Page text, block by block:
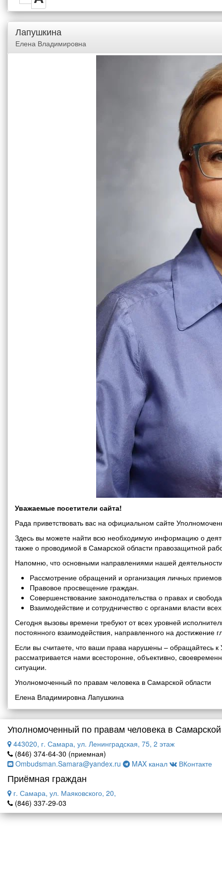
Лапушкина
Елена Владимировна
Уважаемые посетители сайта!
Рада приветствовать вас на официальном сайте
Здесь вы можете найти всю необходимую информацию о
также о проводимой в Самарской области правозащитной
Напомню, что основными направлениями нашей
Рассмотрение обращений и организация личных
Правовое просвещение граждан.
Совершенствование законодательства о правах и
Взаимодействие и сотрудничество с органами власти
Сегодня вызовы времени требуют от всех уровней
постоянного взаимодействия, направленного на
Если вы считаете, что ваши права нарушены – обращайтесь
рассматривается нами всесторонне, объективно,
ситуации.
Уполномоченный по правам человека в Самарской области
Елена Владимировна Лапушкина
Уполномоченный по правам человека в
443020, г. Самара, ул. Ленинградская, 75, 2 этаж
(846) 374-64-30 (приемная)
Ombudsman.Samara@yandex.ru
MAX канал ВКонтакте
Приёмная граждан
г. Самара, ул. Маяковского, 20,
(846) 337-29-03